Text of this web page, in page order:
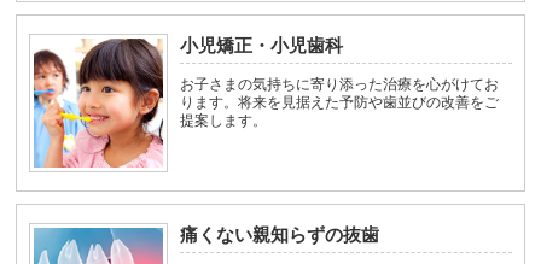
小児矯正・小児歯科
お子さまの気持ちに寄り添った治療を心がけてお
ります。将来を見据えた予防や歯並びの改善をご
提案します。
痛くない親知らずの抜歯